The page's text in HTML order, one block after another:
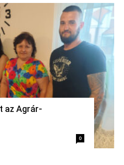
az Agrár-
0